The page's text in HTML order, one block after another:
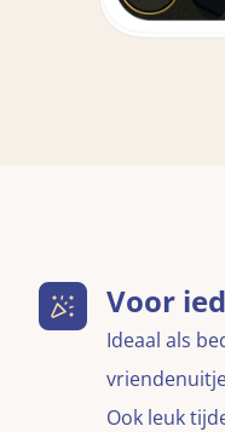
Voor
Ideaal als
Ook leuk